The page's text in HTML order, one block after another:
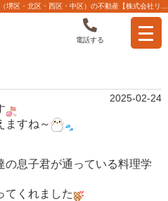
電話する
2025-02-24
ますね～
の息子君が通っている料理学
てくれました